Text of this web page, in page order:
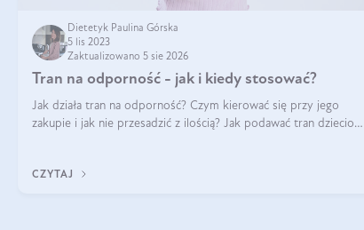
Dietetyk Paulina Górska
5 lis 2023
Zaktualizowano 5 sie 2026
Tran na odporność - jak i kiedy stosować?
Jak działa tran na odporność? Czym kierować się przy jego
zakupie i jak nie przesadzić z ilością? Jak podawać tran dzieciom?
CZYTAJ